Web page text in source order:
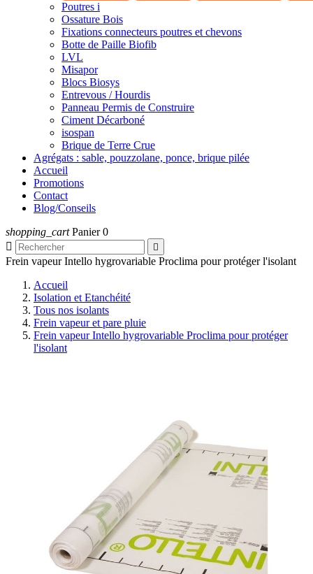
Poutres i
Ossature Bois
Fixations connecteurs poutres et chevons
Botte de Paille Biofib
LVL
Misapor
Blocs Biosys
Entrevous / Hourdis
Panneau Permis de Construire
Ciment Décarboné
isospan
Brique de Terre Crue
Agrégats : sable, pouzzolane, ponce, brique pilée
Accueil
Promotions
Contact
Blog/Conseils
shopping_cart Panier 0


Frein vapeur Intello hygrovariable Proclima pour protéger l'isolant
Accueil
Isolation et Etanchéité
Tous nos isolants
Frein vapeur et pare pluie
Frein vapeur Intello hygrovariable Proclima pour protéger
l'isolant